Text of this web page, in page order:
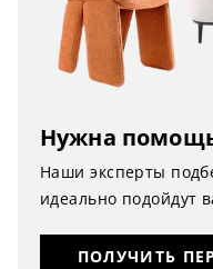
Нужна
Наши эксперты
идеально подойдут
ПОЛУЧИТЬ